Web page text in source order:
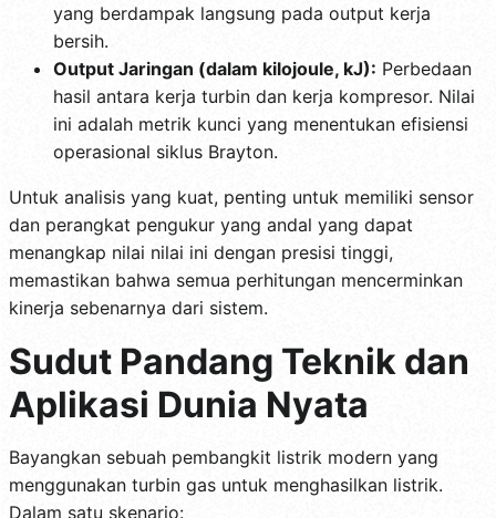
yang berdampak langsung pada output kerja
bersih.
Output Jaringan (dalam kilojoule, kJ): Perbedaan
hasil antara kerja turbin dan kerja kompresor. Nilai
ini adalah metrik kunci yang menentukan efisiensi
operasional siklus Brayton.
Untuk analisis yang kuat, penting untuk memiliki sensor
dan perangkat pengukur yang andal yang dapat
menangkap nilai nilai ini dengan presisi tinggi,
memastikan bahwa semua perhitungan mencerminkan
kinerja sebenarnya dari sistem.
Sudut Pandang Teknik dan
Aplikasi Dunia Nyata
Bayangkan sebuah pembangkit listrik modern yang
menggunakan turbin gas untuk menghasilkan listrik.
Dalam satu skenario: